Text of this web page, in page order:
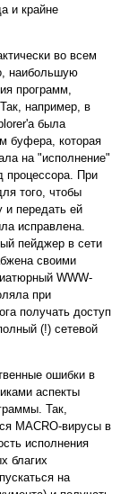
и крайне
во всем
наибольшую
программ,
например, в
была
буфера, которая
на "исполнение"
процессора. При
того, чтобы
и передать ей
исправлена.
пейджер в сети
своими
WWW-
при
получать доступ
(!) сетевой
ошибки в
аспекты
Так,
MACRO-вирусы в
исполнения
благих
на